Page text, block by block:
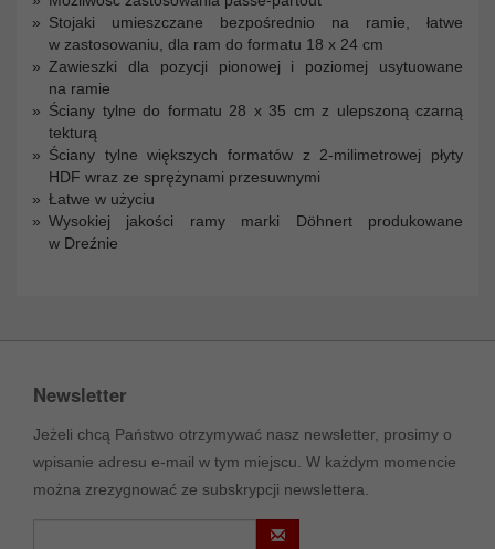
Stojaki umieszczane bezpośrednio na ramie, łatwe
w zastosowaniu, dla ram do formatu 18 x 24 cm
Zawieszki dla pozycji pionowej i poziomej usytuowane
na ramie
Ściany tylne do formatu 28 x 35 cm z ulepszoną czarną
tekturą
Ściany tylne większych formatów z 2-milimetrowej płyty
HDF wraz ze sprężynami przesuwnymi
Łatwe w użyciu
Wysokiej jakości ramy marki Döhnert produkowane
w Dreźnie
Newsletter
Jeżeli chcą Państwo otrzymywać nasz newsletter, prosimy o
wpisanie adresu e-mail w tym miejscu. W każdym momencie
można zrezygnować ze subskrypcji newslettera.